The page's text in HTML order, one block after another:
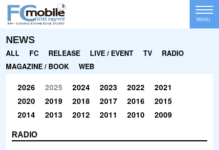
MENU
NEWS
ALL FC RELEASE LIVE / EVENT TV
RADIO
MAGAZINE / BOOK
WEB
2026 2025 2024 2023 2022
2021
2020
2019 2018 2017 2016
2015
2014
2013 2012 2011 2010 2009
RADIO